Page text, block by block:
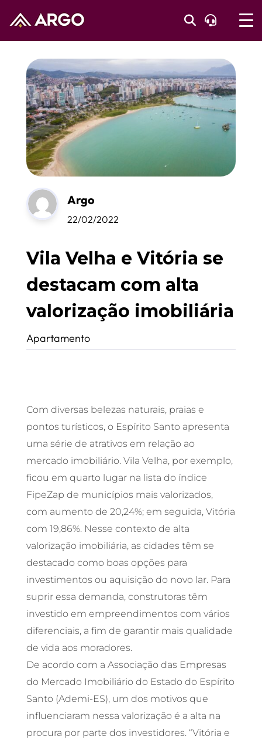
Argo
22/02/2022
Vila Velha e Vitória se
destacam com alta
valorização imobiliária
Apartamento
Com diversas belezas naturais, praias e
pontos turísticos, o Espírito Santo apresenta
uma série de atrativos em relação ao
mercado imobiliário. Vila Velha, por exemplo,
ficou em quarto lugar na lista do índice
FipeZap de municípios mais valorizados,
com aumento de 20,24%; em seguida, Vitória
com 19,86%. Nesse contexto de alta
valorização imobiliária, as cidades têm se
destacado como boas opções para
investimentos ou aquisição do novo lar. Para
suprir essa demanda, construtoras têm
investido em empreendimentos com vários
diferenciais, a fim de garantir mais qualidade
de vida aos moradores.
De acordo com a Associação das Empresas
do Mercado Imobiliário do Estado do Espírito
Santo (Ademi-ES), um dos motivos que
influenciaram nessa valorização é a alta na
procura por parte dos investidores. “Vitória e